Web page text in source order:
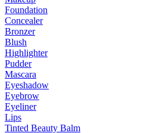
Foundation
Concealer
Bronzer
Blush
Highlighter
Pudder
Mascara
Eyeshadow
Eyebrow
Eyeliner
Lips
Tinted Beauty Balm